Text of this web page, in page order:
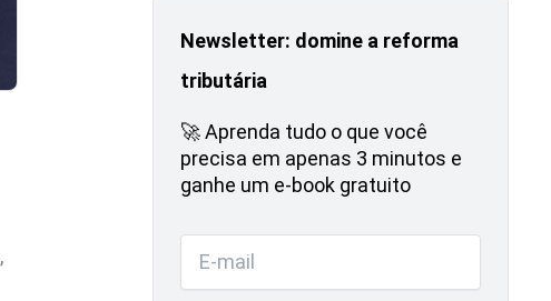
,
Newsletter: domine a reforma
tributária
🚀 Aprenda tudo o que você
precisa em apenas 3 minutos e
ganhe um e-book gratuito